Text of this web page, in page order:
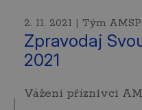
2. 11. 2021 | Tým
Zpravodaj
2021
Vážení příznivci